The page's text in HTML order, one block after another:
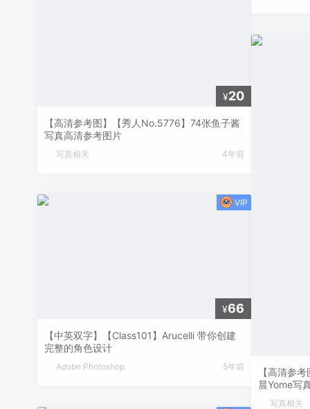
¥20
【高清参考图】【秀人No.5776】74张鱼子酱
写真高清参考图片
写真相关 4年前
¥66
【中英双字】【Class101】Arucelli 带你创建
完整的角色设计
Adobe Photoshop 5年前
【高清参
晨Yome写
写真相关